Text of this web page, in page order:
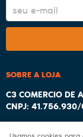
SOBRE A LOJA
C3 COMERCIO DE
CNPJ: